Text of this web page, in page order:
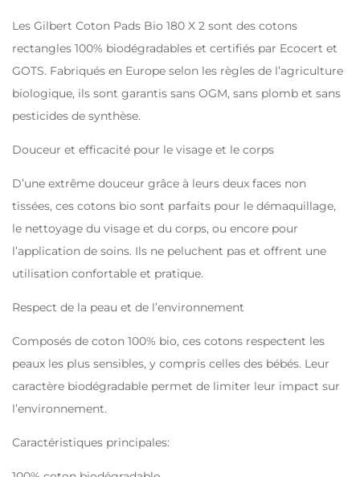
Les Gilbert Coton Pads Bio 180 X 2 sont des cotons
rectangles 100% biodégradables et certifiés par Ecocert et
GOTS. Fabriqués en Europe selon les règles de l’agriculture
biologique, ils sont garantis sans OGM, sans plomb et sans
pesticides de synthèse.
Douceur et efficacité pour le visage et le corps
D’une extrême douceur grâce à leurs deux faces non
tissées, ces cotons bio sont parfaits pour le démaquillage,
le nettoyage du visage et du corps, ou encore pour
l’application de soins. Ils ne peluchent pas et offrent une
utilisation confortable et pratique.
Respect de la peau et de l’environnement
Composés de coton 100% bio, ces cotons respectent les
peaux les plus sensibles, y compris celles des bébés. Leur
caractère biodégradable permet de limiter leur impact sur
l’environnement.
Caractéristiques principales: